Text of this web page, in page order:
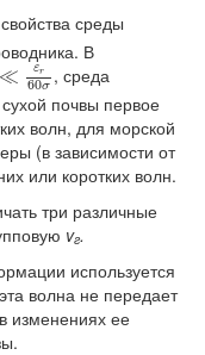
среды
В
≪ εr
60σ
≪ε r60σ, среда
почвы первое
волн, для морской
(в зависимости от
или коротких волн.
три различные
vг.
используется
волна не передает
изменениях ее